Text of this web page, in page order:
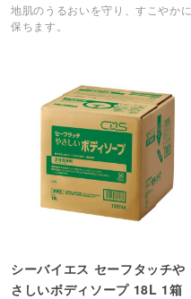
地肌のうるおいを守り、すこやかに
保ちます。
シーバイエス セーフタッチや
さしいボディソープ 18L 1箱